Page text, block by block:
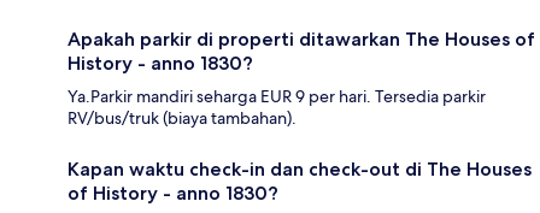
Apakah parkir di properti ditawarkan The Houses of
History - anno 1830?
Ya.Parkir mandiri seharga EUR 9 per hari. Tersedia parkir
RV/bus/truk (biaya tambahan).
Kapan waktu check-in dan check-out di The Houses
of History - anno 1830?